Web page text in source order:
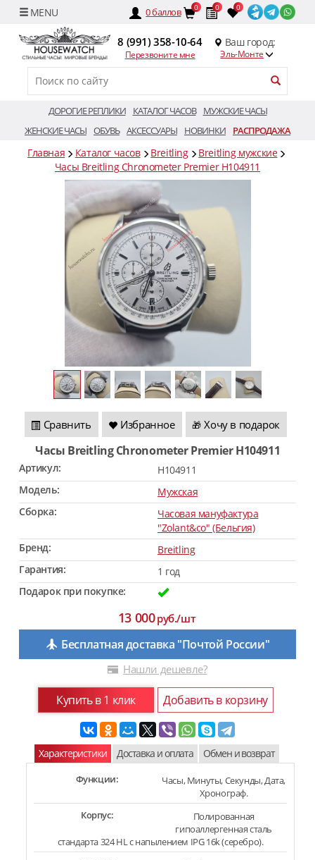
0баллов 0 0 0
8 (991) 358-10-64
Перезвоните мне
Ваш город:
Эль-Монте
ДОРОГИЕ РЕПЛИКИ КАТАЛОГ ЧАСОВ
МУЖСКИЕ ЧАСЫ
ЖЕНСКИЕ ЧАСЫ ОБУВЬ АКСЕССУАРЫ НОВИНКИ РАСПРОДАЖА
Главная Каталог часов Breitling
Breitling мужские
Часы Breitling Chronometer Premier H104911
Сравнить Избранное 🎁 Хочу в подарок
Часы Breitling Chronometer Premier H104911
Артикул:
H104911
Модель:
Мужская
Сборка:
Часовая мануфактура
"Zolant&co" (Бельгия)
Бренд:
Breitling
Гарантия:
1 год
Подарок при покупке:
13 000руб./шт
Бесплатная доставка "Почтой России"
Нашли дешевле?
Купить в 1 клик Добавить в корзину
Характеристики Доставка и оплата Обмен и возврат
Функции:
Часы, Минуты, Секунды, Дата,
Хронограф.
Корпус:
Полированная
гипоаллергенная сталь
стандарта 324 HL с напылением IPG 16k (серебро).